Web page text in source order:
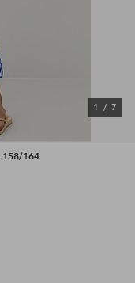
1 / 7
158/164